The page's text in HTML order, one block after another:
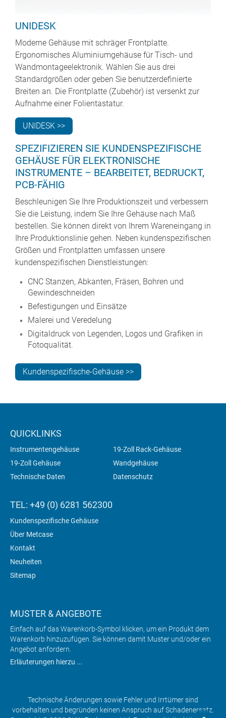
UNIDESK
Moderne Gehäuse mit schräger Frontplatte.
Ergonomisches Aluminiumgehäuse für Tisch- und
Wandmontageelektronik. Wählen Sie aus drei
Standardgrößen oder geben Sie benutzerdefinierte
Breiten an. Die Frontplatte (Zubehör) ist versenkt zur
Aufnahme einer Folientastatur.
UNIDESK >>
SPEZIFIZIEREN SIE KUNDENSPEZIFISCHE
GEHÄUSE FÜR ELEKTRONISCHE
INSTRUMENTE – BEARBEITET, BEDRUCKT,
PCB-FÄHIG
Beschleunigen Sie Ihre Produktionszeit und verbessern
Sie die Leistung, indem Sie Ihre Gehäuse nach Maß
bestellen. Sie können direkt von Ihrem Wareneingang in
Ihre Produktionslinie gehen. Neben kundenspezifischen
Größen und Frontplatten umfassen unsere
kundenspezifischen Dienstleistungen:
CNC Stanzen, Abkanten, Fräsen, Bohren und
Gewindeschneiden
Befestigungen und Einsätze
Malerei und Veredelung
Digitaldruck von Legenden, Logos und Grafiken in
Fotoqualität.
Kundenspezifische-Gehäuse >>
QUICKLINKS
Instrumentengehäuse
19-Zoll Rack-Gehäuse
19-Zoll Gehäuse
Wandgehäuse
Technische Daten
Datenschutz
TEL: +49 (0) 6281 562300
Kundenspezifische Gehäuse
Über Metcase
Kontakt
Neuheiten
Sitemap
MUSTER & ANGEBOTE
Einfach auf das Warenkorb-Symbol klicken, um ein Produkt dem
Warenkorb hinzuzufügen. Sie können damit Muster und/oder ein
Angebot anfordern.
Erläuterungen hierzu ...
Technische Änderungen sowie Fehler und Irrtümer sind
vorbehalten und begründen keinen Anspruch auf Schadenersatz.